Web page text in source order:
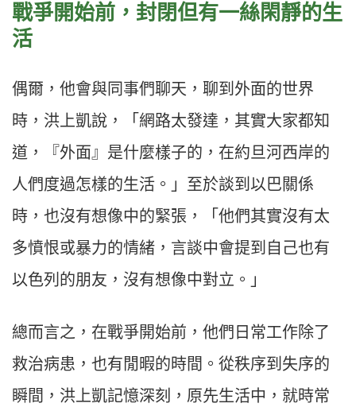
戰爭開始前，封閉但有一絲閑靜的生
活
偶爾，他會與同事們聊天，聊到外面的世界
時，洪上凱說，「網路太發達，其實大家都知
道，『外面』是什麼樣子的，在約旦河西岸的
人們度過怎樣的生活。」至於談到以巴關係
時，也沒有想像中的緊張，「他們其實沒有太
多憤恨或暴力的情緒，言談中會提到自己也有
以色列的朋友，沒有想像中對立。」
總而言之，在戰爭開始前，他們日常工作除了
救治病患，也有閒暇的時間。從秩序到失序的
瞬間，洪上凱記憶深刻，原先生活中，就時常